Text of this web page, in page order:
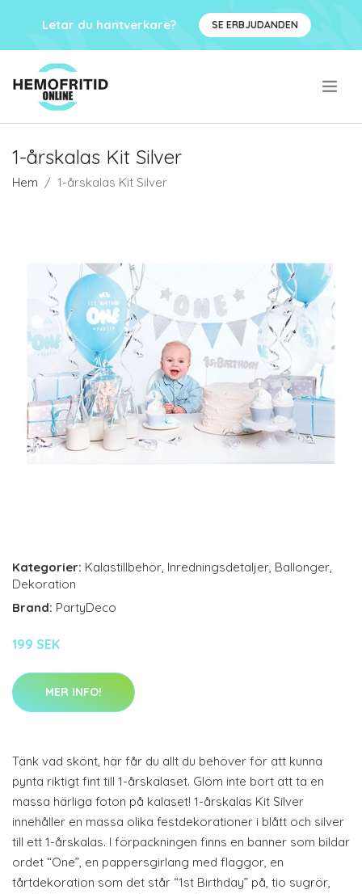
Letar du hantverkare? SE ERBJUDANDEN
1-årskalas Kit Silver
Hem 1-årskalas Kit Silver
Kategorier: Kalastillbehör, Inredningsdetaljer, Ballonger,
Dekoration
Brand: PartyDeco
199 SEK
MER INFO!
Tänk vad skönt, här får du allt du behöver för att kunna
pynta riktigt fint till 1-årskalaset. Glöm inte bort att ta en
massa härliga foton på kalaset! 1-årskalas Kit Silver
innehåller en massa olika festdekorationer i blått och silver
till ett 1-årskalas. I förpackningen finns en banner som bildar
ordet “One”, en pappersgirlang med flaggor, en
tårtdekoration som det står “1st Birthday” på, tio sugrör,